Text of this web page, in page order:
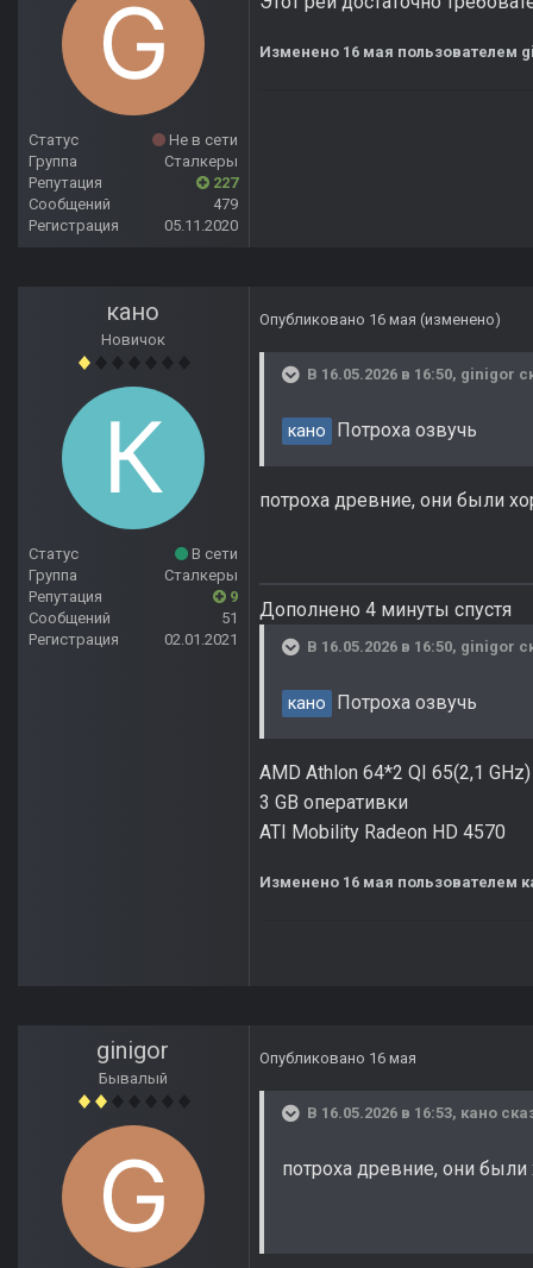
Статус
Не в сети
Группа
Сталкеры
Репутация
227
Сообщений
479
Регистрация
05.11.2020
Изменено 16 мая пользователем
кано
Новичок
Статус
В сети
Группа
Сталкеры
Репутация
9
Сообщений
51
Регистрация
02.01.2021
Опубликовано 16 мая (изменено)
В 16.05.2026 в 16:50, ginigor
кано Потроха озвучь
потроха древние, они были
Дополнено 4 минуты спустя
В 16.05.2026 в 16:50, ginigor
кано Потроха озвучь
AMD Athlon 64*2 QI 65(2,1
3 GB оперативки
ATI Mobility Radeon HD 4570
Изменено 16 мая пользователем
ginigor
Бывалый
Опубликовано 16 мая
В 16.05.2026 в 16:53, кано
потроха древние, они